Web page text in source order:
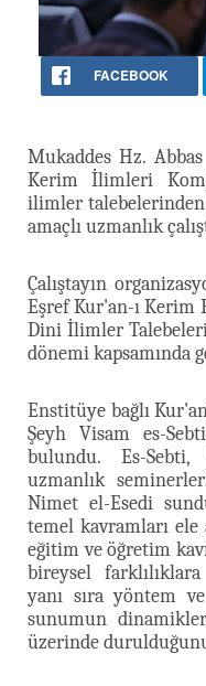
FACEBOOK
Mukaddes Hz.
Kerim İlimleri
ilimler talebelerinden
amaçlı uzmanlık
Çalıştayın
Eşref Kur'an-ı
Dini İlimler
dönemi kapsamında
Enstitüye bağlı
Şeyh Visam es-
bulundu. Es-Sebti,
uzmanlık
Nimet el-Esedi
temel kavramları ele
eğitim ve öğretim
bireysel
yanı sıra yöntem
sunumun
üzerinde